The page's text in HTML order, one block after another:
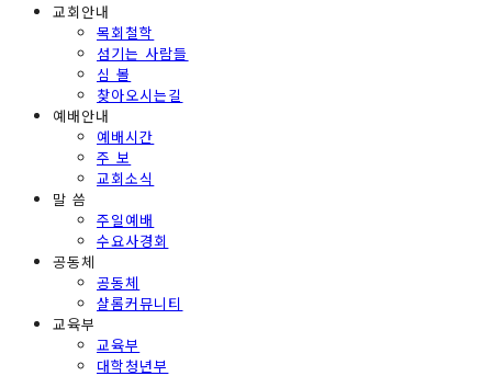
교회안내
목회철학
섬기는 사람들
심 볼
찾아오시는길
예배안내
예배시간
주 보
교회소식
말 씀
주일예배
수요사경회
공동체
공동체
샬롬커뮤니티
교육부
교육부
대학청년부